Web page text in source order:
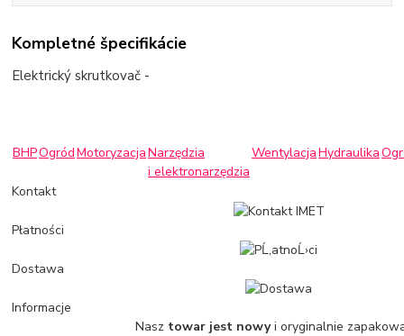
Kompletné špecifikácie
Elektrický skrutkovač -
BHPOgródMotoryzacjaNarzędzia
i elektronarzędzia
WentylacjaHydraulika
Kontakt
Płatności
Dostawa
Informacje
Nasz towar jest nowyi oryginalnie